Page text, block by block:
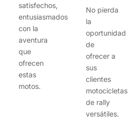
satisfechos,
entusiasmados
con la
aventura
que
ofrecen
estas
motos.
No pierda
la
oportunidad
de
ofrecer a
sus
clientes
motocicletas
de rally
versátiles.